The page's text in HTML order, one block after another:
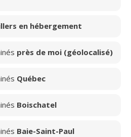
en hébergement
près de moi (géolocalisé)
Québec
Boischatel
Baie-Saint-Paul